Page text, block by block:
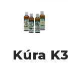
Kúra